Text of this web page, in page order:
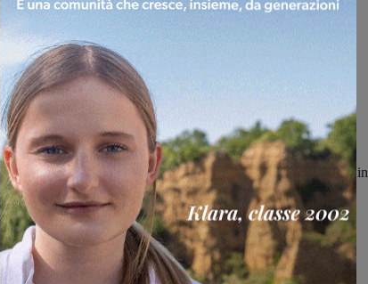
cinque sconfitte consecutive, è tornata a muovere la sua
in casa dell’Affrico 1-1
(di Ciancaleoni la rete dei
per la squadra biancoverde è che il Calenzano, ultima squadra in
vinto eridotto il suo ritardo a due punti